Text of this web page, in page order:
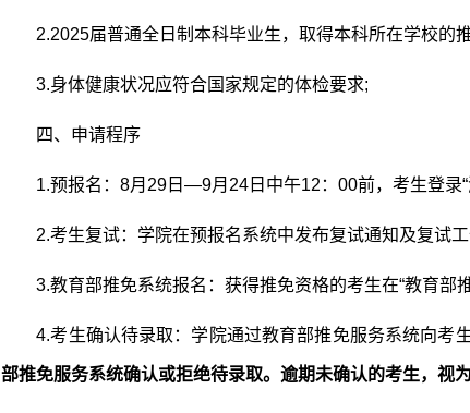
2.2025届普通全日制本科毕业生，取得本科所在学校的
3.身体健康状况应符合国家规定的体检要求;
四、申请程序
1.预报名：8月29日—9月24日中午12：00前，考生登录
2.考生复试：学院在预报名系统中发布复试通知及复试
3.教育部推免系统报名：获得推免资格的考生在“教育部
4.考生确认待录取：学院通过教育部推免服务系统向考
部推免服务系统确认或拒绝待录取。逾期未确认的考生，视